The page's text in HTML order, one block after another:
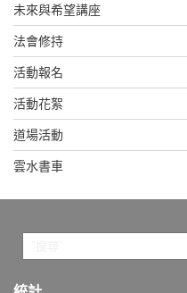
未來與希望講座
法會修持
活動報名
活動花絮
道場活動
雲水書車